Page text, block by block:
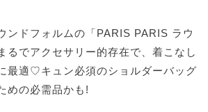
ンドフォルムの「PARIS PARIS ラウ
るでアクセサリー的存在で、着こなし
最適♡キュン必須のショルダーバッグ
めの必需品かも!